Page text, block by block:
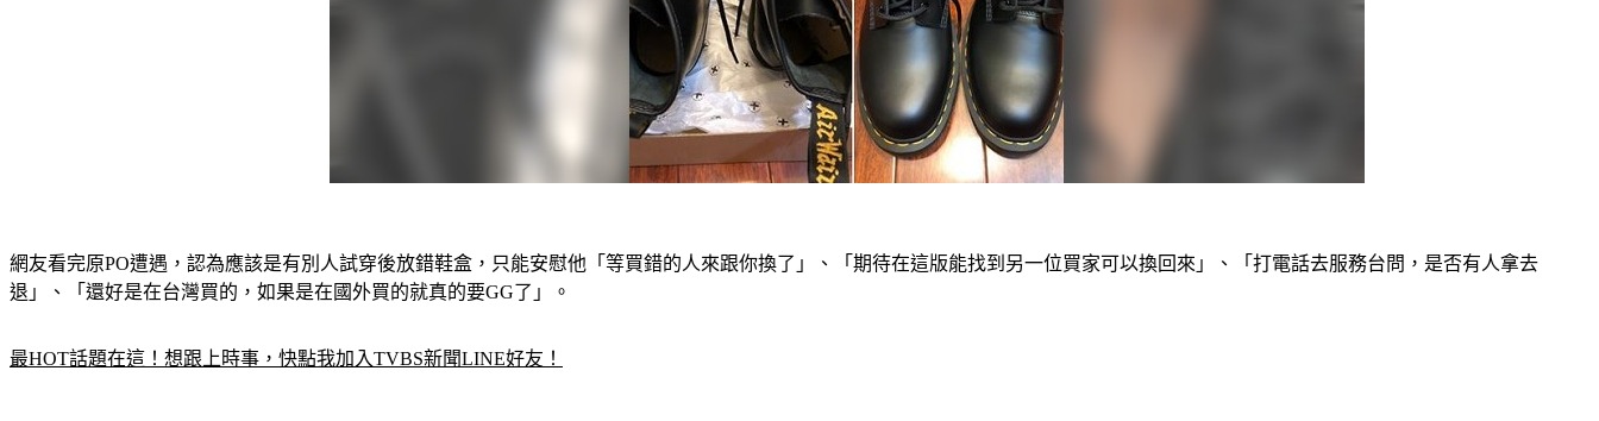
網友看完原PO遭遇，認為應該是有別人試穿後放錯鞋盒，只能安慰他「等買錯的人來跟你換了」、「期待在這版能找到另一位買家可以換回來」、「打電話去服務台問，是否有人拿去
退」、「還好是在台灣買的，如果是在國外買的就真的要GG了」。
最HOT話題在這！想跟上時事，快點我加入TVBS新聞LINE好友！